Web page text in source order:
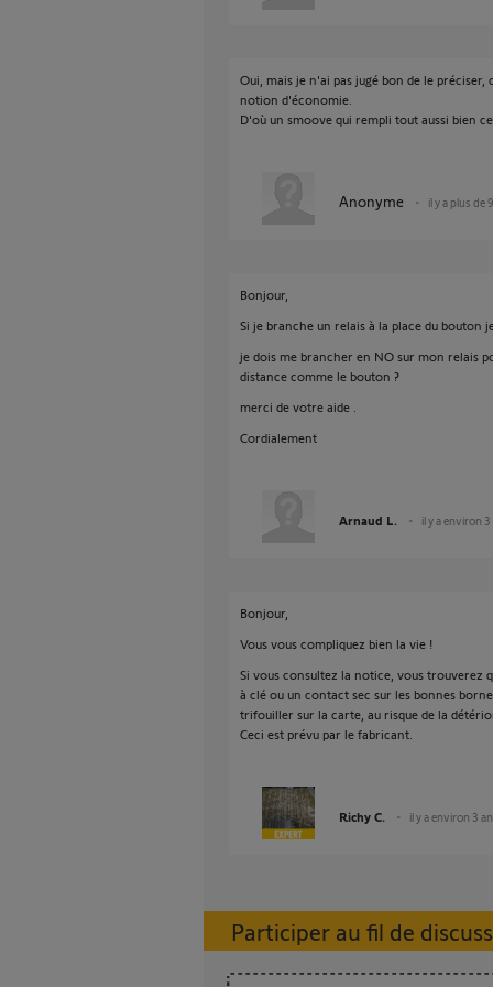
Oui, mais je n'ai pas jugé bon de le
notion d'économie.
D'où un smoove qui rempli tout aussi bien
Anonyme il y a plus de
Bonjour,
Si je branche un relais à la place du bouton
je dois me brancher en NO sur mon relais
distance comme le bouton ?
merci de votre aide .
Cordialement
Arnaud L. il y a environ 3
Bonjour,
Vous vous compliquez bien la vie !
Si vous consultez la notice, vous trouverez
à clé ou un contact sec sur les bonnes
trifouiller sur la carte, au risque de la
Ceci est prévu par le fabricant.
Richy C. il y a environ 3
Participer au fil de